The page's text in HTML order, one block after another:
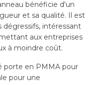
bénéficie d'un
et sa qualité. Il est
intéressant
aux entreprises
à moindre coût.
porte en PMMA pour
pour une